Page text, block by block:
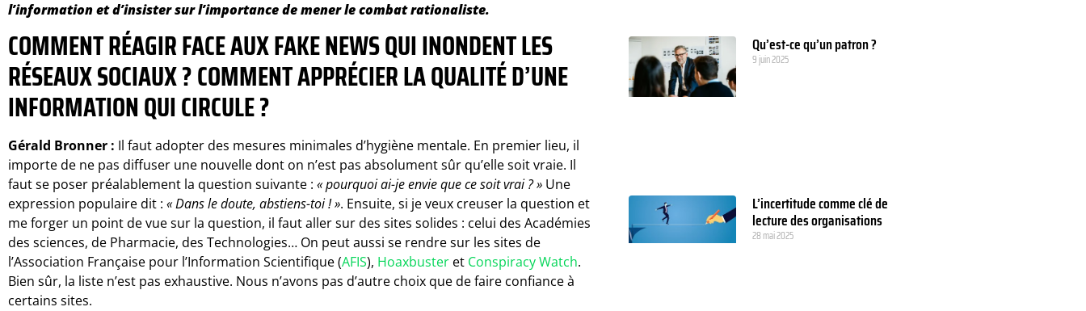
l’information et d’insister sur l’importance de mener le combat rationaliste.
COMMENT RÉAGIR FACE AUX FAKE NEWS QUI INONDENT LES
RÉSEAUX SOCIAUX ? COMMENT APPRÉCIER LA QUALITÉ D’UNE
INFORMATION QUI CIRCULE ?
Gérald Bronner : Il faut adopter des mesures minimales d’hygiène mentale. En premier lieu, il
importe de ne pas diffuser une nouvelle dont on n’est pas absolument sûr qu’elle soit vraie. Il
faut se poser préalablement la question suivante : « pourquoi ai-je envie que ce soit vrai ? » Une
expression populaire dit : « Dans le doute, abstiens-toi ! ». Ensuite, si je veux creuser la question et
me forger un point de vue sur la question, il faut aller sur des sites solides : celui des Académies
des sciences, de Pharmacie, des Technologies… On peut aussi se rendre sur les sites de
l’Association Française pour l’Information Scientifique (AFIS), Hoaxbuster et Conspiracy Watch.
Bien sûr, la liste n’est pas exhaustive. Nous n’avons pas d’autre choix que de faire confiance à
certains sites.
Qu’est-ce qu’un patron ?
9 juin 2025
L’incertitude comme clé de
lecture des organisations
28 mai 2025